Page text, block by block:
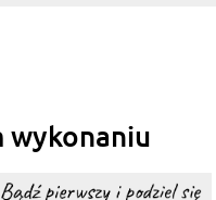
wykonaniu